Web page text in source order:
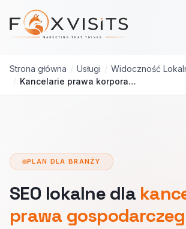
Przejdź do treści głównej
Strona główna / Usługi / Widoczność
/
Kancelarie prawa korporacyjnego
PLAN DLA BRANŻY
SEO lokalne dla
prawa